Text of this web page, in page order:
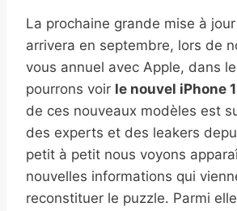
La prochaine grande mise à jour
arrivera en septembre, lors de
vous annuel avec Apple, dans
pourrons voir le nouvel iPhone
de ces nouveaux modèles est
des experts et des leakers
petit à petit nous voyons
nouvelles informations qui
reconstituer le puzzle. Parmi